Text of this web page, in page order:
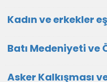
Kadın ve erkekler
Batı Medeniyeti ve
Asker Kalkışması